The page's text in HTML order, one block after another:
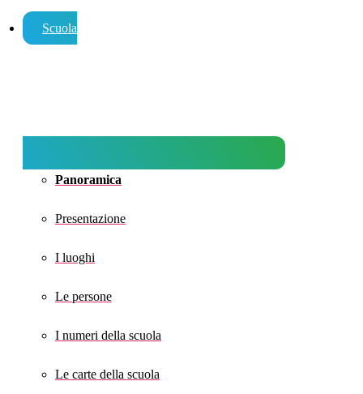
Scuola
Panoramica
Presentazione
I luoghi
Le persone
I numeri della scuola
Le carte della scuola